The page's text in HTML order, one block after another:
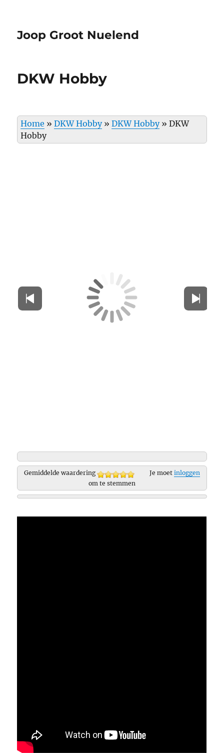
Joop Groot Nuelend
DKW Hobby
Home »DKW Hobby»DKW Hobby»DKW
Hobby
Gemiddelde waardering Je moet inloggen
om te stemmen